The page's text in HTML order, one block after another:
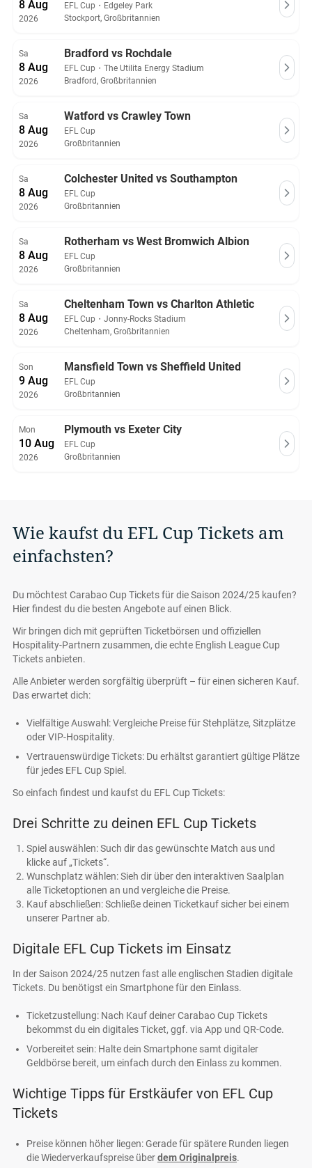
8 Aug
2026
EFL Cup ・ Edgeley Park
Stockport, Großbritannien
Sa
8 Aug
2026
Bradford vs Rochdale
EFL Cup ・ The Utilita Energy Stadium
Bradford, Großbritannien
Sa
8 Aug
2026
Watford vs Crawley Town
EFL Cup
Großbritannien
Sa
8 Aug
2026
Colchester United vs Southampton
EFL Cup
Großbritannien
Sa
8 Aug
2026
Rotherham vs West Bromwich Albion
EFL Cup
Großbritannien
Sa
8 Aug
2026
Cheltenham Town vs Charlton Athletic
EFL Cup ・ Jonny-Rocks Stadium
Cheltenham, Großbritannien
Son
9 Aug
2026
Mansfield Town vs Sheffield United
EFL Cup
Großbritannien
Mon
10 Aug
2026
Plymouth vs Exeter City
EFL Cup
Großbritannien
Wie kaufst du EFL Cup Tickets am
einfachsten?
Du möchtest Carabao Cup Tickets für die Saison 2024/25 kaufen?
Hier findest du die besten Angebote auf einen Blick.
Wir bringen dich mit geprüften Ticketbörsen und offiziellen
Hospitality-Partnern zusammen, die echte English League Cup
Tickets anbieten.
Alle Anbieter werden sorgfältig überprüft – für einen sicheren Kauf.
Das erwartet dich:
Vielfältige Auswahl: Vergleiche Preise für Stehplätze, Sitzplätze
oder VIP-Hospitality.
Vertrauenswürdige Tickets: Du erhältst garantiert gültige Plätze
für jedes EFL Cup Spiel.
So einfach findest und kaufst du EFL Cup Tickets:
Drei Schritte zu deinen EFL Cup Tickets
Spiel auswählen: Such dir das gewünschte Match aus und
klicke auf „Tickets“.
Wunschplatz wählen: Sieh dir über den interaktiven Saalplan
alle Ticketoptionen an und vergleiche die Preise.
Kauf abschließen: Schließe deinen Ticketkauf sicher bei einem
unserer Partner ab.
Digitale EFL Cup Tickets im Einsatz
In der Saison 2024/25 nutzen fast alle englischen Stadien digitale
Tickets. Du benötigst ein Smartphone für den Einlass.
Ticketzustellung: Nach Kauf deiner Carabao Cup Tickets
bekommst du ein digitales Ticket, ggf. via App und QR-Code.
Vorbereitet sein: Halte dein Smartphone samt digitaler
Geldbörse bereit, um einfach durch den Einlass zu kommen.
Wichtige Tipps für Erstkäufer von EFL Cup
Tickets
Preise können höher liegen: Gerade für spätere Runden liegen
die Wiederverkaufspreise überdem Originalpreis.